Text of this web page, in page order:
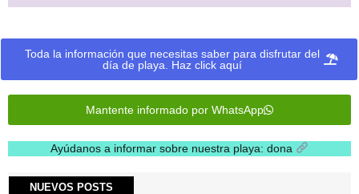
Toda la información que necesitas saber para disfrutar del
día de playa. Haz click aquí
Mantente informado por WhatsApp
Ayúdanos a informar sobre nuestra playa: dona
NUEVOS POSTS
.